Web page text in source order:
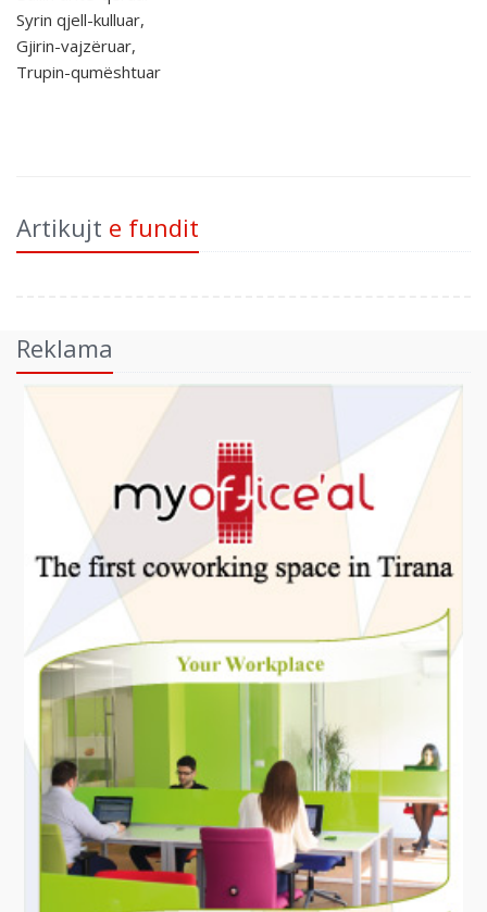
Syrin qjell-kulluar,
Gjirin-vajzëruar,
Trupin-qumështuar
Artikujt e fundit
Reklama